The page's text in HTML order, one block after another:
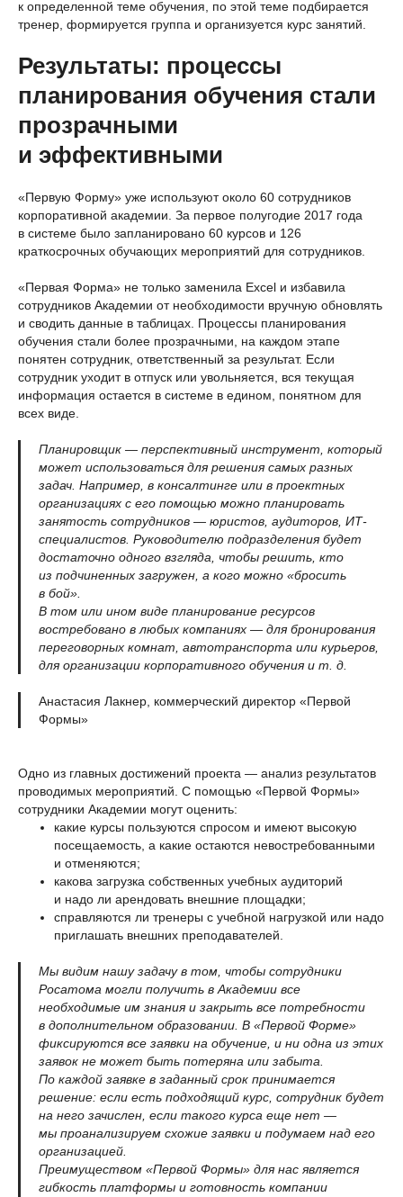
к определенной теме обучения, по этой теме подбирается
тренер, формируется группа и организуется курс занятий.
Результаты: процессы
планирования обучения стали
прозрачными
и эффективными
«Первую Форму» уже используют около 60 сотрудников
корпоративной академии. За первое полугодие 2017 года
в системе было запланировано 60 курсов и 126
краткосрочных обучающих мероприятий для сотрудников.
«Первая Форма» не только заменила Excel и избавила
сотрудников Академии от необходимости вручную обновлять
и сводить данные в таблицах. Процессы планирования
обучения стали более прозрачными, на каждом этапе
понятен сотрудник, ответственный за результат. Если
сотрудник уходит в отпуск или увольняется, вся текущая
информация остается в системе в едином, понятном для
всех виде.
Планировщик — перспективный инструмент, который
может использоваться для решения самых разных
задач. Например, в консалтинге или в проектных
организациях с его помощью можно планировать
занятость сотрудников — юристов, аудиторов, ИТ-
специалистов. Руководителю подразделения будет
достаточно одного взгляда, чтобы решить, кто
из подчиненных загружен, а кого можно «бросить
в бой».
В том или ином виде планирование ресурсов
востребовано в любых компаниях — для бронирования
переговорных комнат, автотранспорта или курьеров,
для организации корпоративного обучения и т. д.
Анастасия Лакнер, коммерческий директор «Первой
Формы»
Одно из главных достижений проекта — анализ результатов
проводимых мероприятий. С помощью «Первой Формы»
сотрудники Академии могут оценить:
какие курсы пользуются спросом и имеют высокую
посещаемость, а какие остаются невостребованными
и отменяются;
какова загрузка собственных учебных аудиторий
и надо ли арендовать внешние площадки;
справляются ли тренеры с учебной нагрузкой или надо
приглашать внешних преподавателей.
Мы видим нашу задачу в том, чтобы сотрудники
Росатома могли получить в Академии все
необходимые им знания и закрыть все потребности
в дополнительном образовании. В «Первой Форме»
фиксируются все заявки на обучение, и ни одна из этих
заявок не может быть потеряна или забыта.
По каждой заявке в заданный срок принимается
решение: если есть подходящий курс, сотрудник будет
на него зачислен, если такого курса еще нет —
мы проанализируем схожие заявки и подумаем над его
организацией.
Преимуществом «Первой Формы» для нас является
гибкость платформы и готовность компании